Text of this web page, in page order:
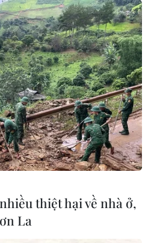
thiệt hại về nhà ở,
La